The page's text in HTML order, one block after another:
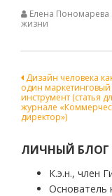
Елена Пономарева
жизни
по
записям
Дизайн человека
один маркетинговый
инструмент (статья
журнале
директор»)
ЛИЧНЫЙ БЛОГ
К.э.н., член
Основатель